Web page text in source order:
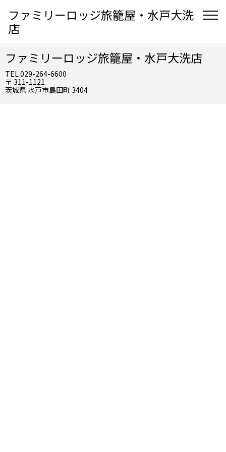
ファミリーロッジ旅籠屋・水戸大洗
店
ファミリーロッジ旅籠屋・水戸大洗店
TEL 029-264-6600
〒 311-1121
茨城県 水戸市島田町 3404